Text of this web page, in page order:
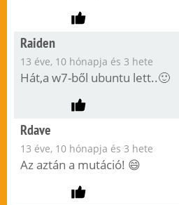
Raiden
13 éve, 10 hónapja és 3 hete
Hát,a w7-ből ubuntu lett..🙂
Rdave
13 éve, 10 hónapja és 3 hete
Az aztán a mutáció! 😄